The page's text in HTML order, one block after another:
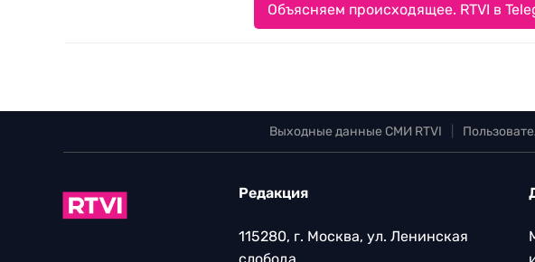
Объясняем происходящее. RTVI в
Выходные данные СМИ RTVI
Редакция
115280, г. Москва, ул. Ленинская